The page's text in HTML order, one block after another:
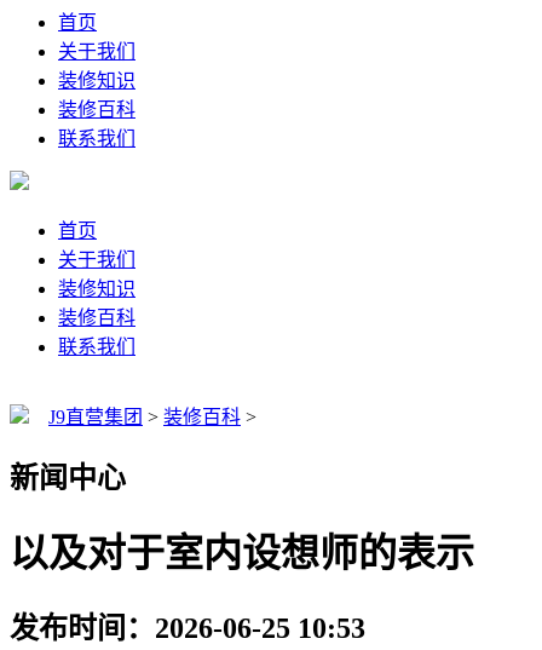
首页
关于我们
装修知识
装修百科
联系我们
首页
关于我们
装修知识
装修百科
联系我们
J9直营集团 > 装修百科 >
新闻中心
以及对于室内设想师的表示
发布时间：2026-06-25 10:53